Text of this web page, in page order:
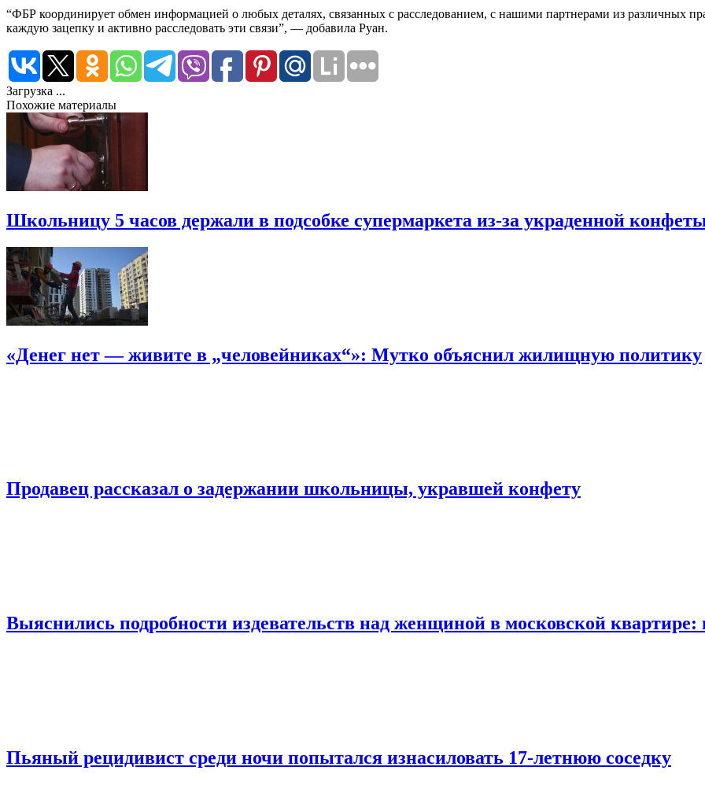
“ФБР координирует обмен информацией о любых деталях, связанных с расследованием, с нашими партнерами из различных
каждую зацепку и активно расследовать эти связи”, — добавила Руан.
Загрузка ...
Похожие материалы
Школьницу 5 часов держали в подсобке супермаркета из-за украденной
«Денег нет — живите в „человейниках“»: Мутко объяснил жилищную политику
Продавец рассказал о задержании школьницы, укравшей конфету
Выяснились подробности издевательств над женщиной в московской квартире:
Пьяный рецидивист среди ночи попытался изнасиловать 17-летнюю соседку